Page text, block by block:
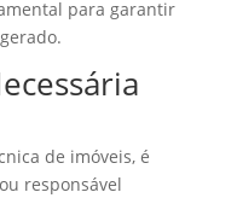
para garantir
de imóveis, é
responsável